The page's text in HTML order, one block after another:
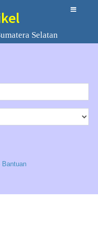
Selatan
Bantuan